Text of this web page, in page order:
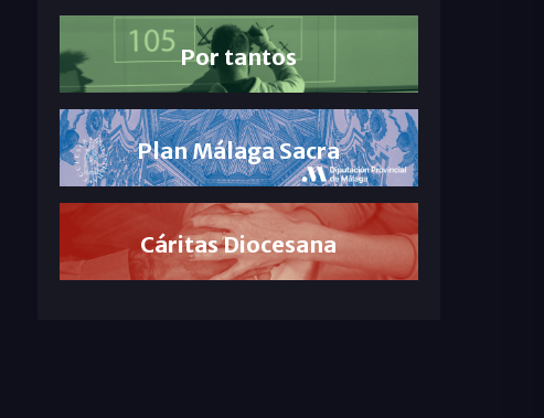
Por tantos
Plan Málaga Sacra
Cáritas Diocesana